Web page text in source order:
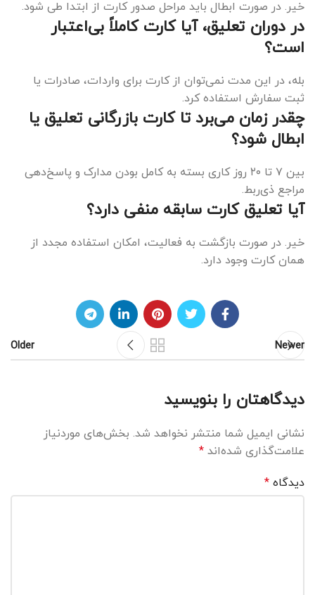
خیر. در صورت ابطال باید مراحل صدور کارت از ابتدا طی شود.
در دوران تعلیق، آیا کارت کاملاً بی‌اعتبار
است؟
بله، در این مدت نمی‌توان از کارت برای واردات، صادرات یا
ثبت سفارش استفاده کرد.
چقدر زمان می‌برد تا کارت بازرگانی تعلیق یا
ابطال شود؟
بین ۷ تا ۲۰ روز کاری بسته به کامل بودن مدارک و پاسخ‌دهی
مراجع ذی‌ربط.
آیا تعلیق کارت سابقه منفی دارد؟
خیر. در صورت بازگشت به فعالیت، امکان استفاده مجدد از
همان کارت وجود دارد.
Newer
Older
دیدگاهتان را بنویسید
نشانی ایمیل شما منتشر نخواهد شد. بخش‌های موردنیاز
علامت‌گذاری شده‌اند*
دیدگاه*